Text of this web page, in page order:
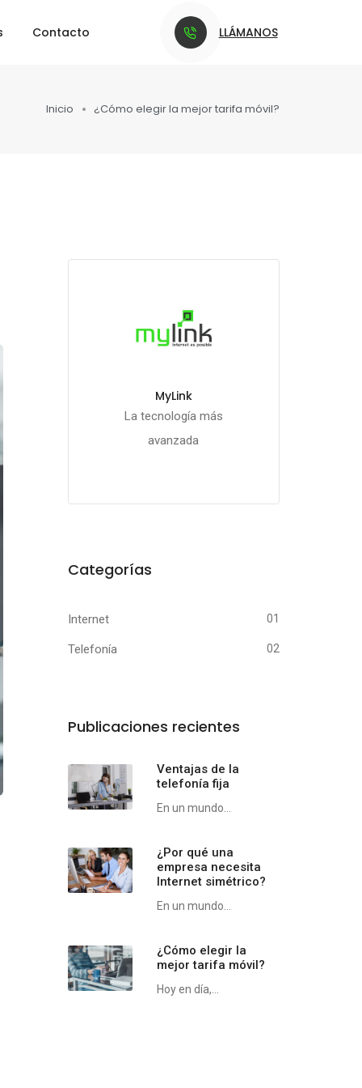
Contacto LLÁMANOS
Inicio ¿Cómo elegir la mejor tarifa móvil?
MyLink
La tecnología más
avanzada
Categorías
Internet 01
Telefonía 02
Publicaciones recientes
Ventajas de la
telefonía fija
En un mundo...
¿Por qué una
empresa necesita
Internet simétrico?
En un mundo...
¿Cómo elegir la
mejor tarifa móvil?
Hoy en día,...